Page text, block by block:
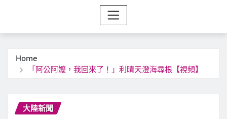
Home
「阿公阿嬤，我回來了！」利晴天澄海尋根【視頻】
大陸新聞